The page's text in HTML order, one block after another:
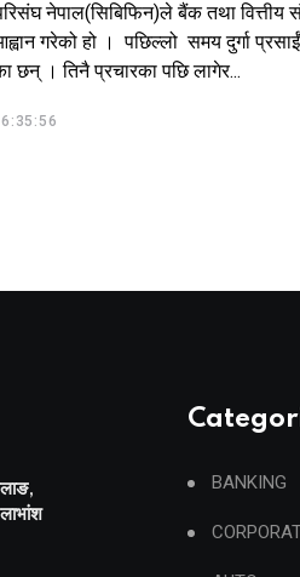
नेपाल(सिबिफिन)ले बैंक तथा
आह्वान गरेको हो । पछिल्लो समय दुर्गा
छन् । तिनै प्रचारका पछि लागेर...
BANKING